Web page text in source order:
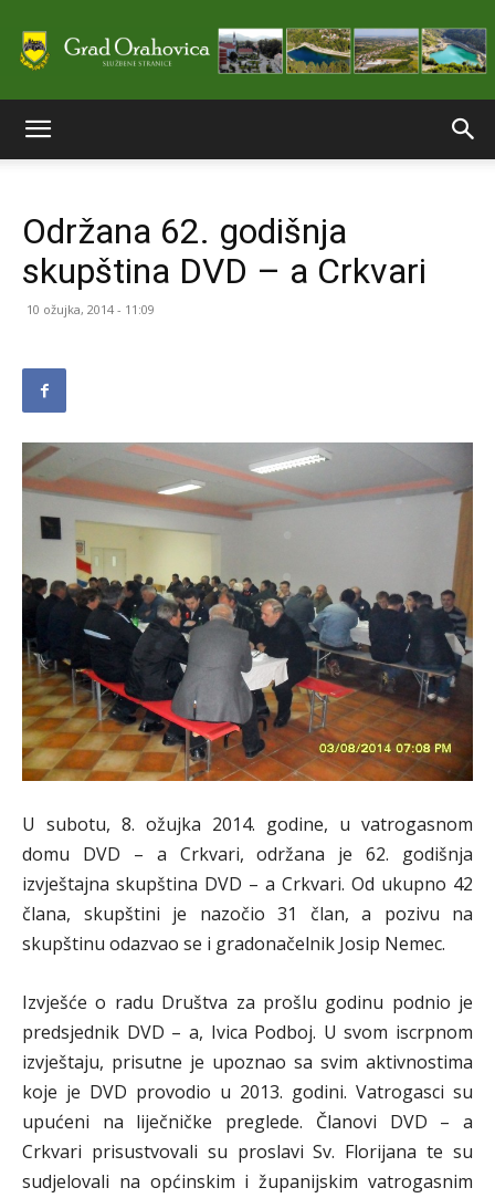
stranice
Održana 62. godišnja
skupština DVD – a Crkvari
10 ožujka, 2014 - 11:09
U subotu, 8. ožujka 2014. godine, u vatrogasnom
domu DVD – a Crkvari, održana je 62. godišnja
izvještajna skupština DVD – a Crkvari. Od ukupno 42
člana, skupštini je nazočio 31 član, a pozivu na
skupštinu odazvao se i gradonačelnik Josip Nemec.
Izvješće o radu Društva za prošlu godinu podnio je
predsjednik DVD – a, Ivica Podboj. U svom iscrpnom
izvještaju, prisutne je upoznao sa svim aktivnostima
koje je DVD provodio u 2013. godini. Vatrogasci su
upućeni na liječničke preglede. Članovi DVD – a
Crkvari prisustvovali su proslavi Sv. Florijana te su
sudjelovali na općinskim i županijskim vatrogasnim